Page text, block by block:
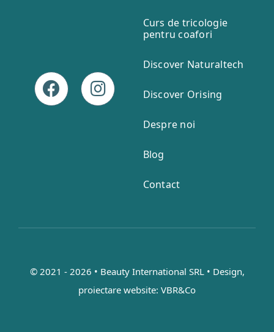
Curs de tricologie
pentru coafori
Discover Naturaltech
Discover Orising
Despre noi
Blog
Contact
© 2021 - 2026 • Beauty International SRL • Design,
proiectare website: VBR&Co